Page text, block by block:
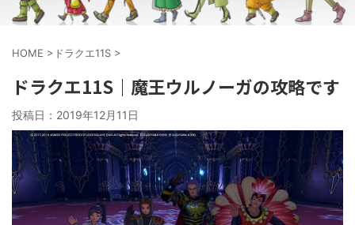
HOME > ドラクエ11S >
ドラクエ11S｜魔王ウルノーガの攻略です
投稿日： 2019年12月11日